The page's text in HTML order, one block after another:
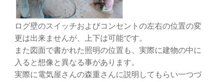
ログ壁のスイッチおよびコンセントの左右の位置の変
更は出来ませんが、上下は可能です。
また図面で書かれた照明の位置も、実際に建物の中に
入ると想像と異なる事があります。
実際に電気屋さんの森重さんに説明してもらい一つづ